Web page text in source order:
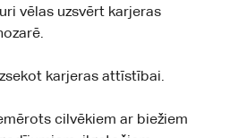
vēlas uzsvērt karjeras
karjeras attīstībai.
cilvēkiem ar biežiem